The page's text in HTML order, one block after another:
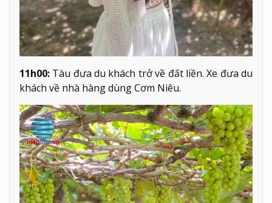
11h00: Tàu đưa du khách trở về đất liền. Xe đưa du
khách về nhà hàng dùng Cơm Niêu.